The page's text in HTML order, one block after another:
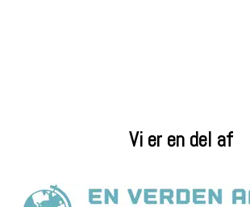
Vi er en del af